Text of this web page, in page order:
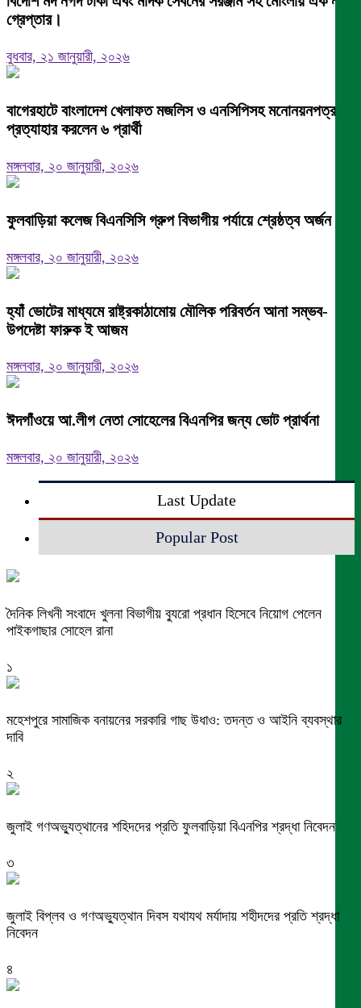
গ্রেপ্তার।
বুধবার, ২১ জানুয়ারী, ২০২৬
বাগেরহাটে বাংলাদেশ খেলাফত মজলিস ও এনসিপিসহ মনোনয়নপত্র
প্রত্যাহার করলেন ৬ প্রার্থী
মঙ্গলবার, ২০ জানুয়ারী, ২০২৬
ফুলবাড়িয়া কলেজ বিএনসিসি গ্রুপ বিভাগীয় পর্যায়ে শ্রেষ্ঠত্ব অর্জন।
মঙ্গলবার, ২০ জানুয়ারী, ২০২৬
হ্যাঁ ভোটের মাধ্যমে রাষ্ট্রকাঠামোয় মৌলিক পরিবর্তন আনা সম্ভব-
উপদেষ্টা ফারুক ই আজম
মঙ্গলবার, ২০ জানুয়ারী, ২০২৬
ঈদগাঁওয়ে আ.লীগ নেতা সোহেলের বিএনপির জন্য ভোট প্রার্থনা
মঙ্গলবার, ২০ জানুয়ারী, ২০২৬
Last Update
Popular Post
দৈনিক লিখনী সংবাদে খুলনা বিভাগীয় ব্যুরো প্রধান হিসেবে নিয়োগ পেলেন
পাইকগাছার সোহেল রানা
১
মহেশপুরে সামাজিক বনায়নের সরকারি গাছ উধাও: তদন্ত ও আইনি ব্যবস্থার
দাবি
২
জুলাই গণঅভ্যুত্থানের শহিদদের প্রতি ফুলবাড়িয়া বিএনপির শ্রদ্ধা নিবেদন
৩
জুলাই বিপ্লব ও গণঅভ্যুত্থান দিবস যথাযথ মর্যাদায় শহীদদের প্রতি শ্রদ্ধা
নিবেদন
৪